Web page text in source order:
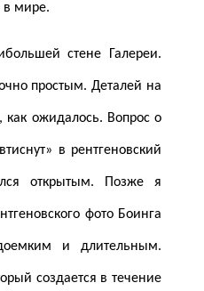
в мире.
стене Галереи.
простым. Деталей на
ожидалось. Вопрос о
в рентгеновский
открытым. Позже я
фото Боинга
и длительным.
создается в течение